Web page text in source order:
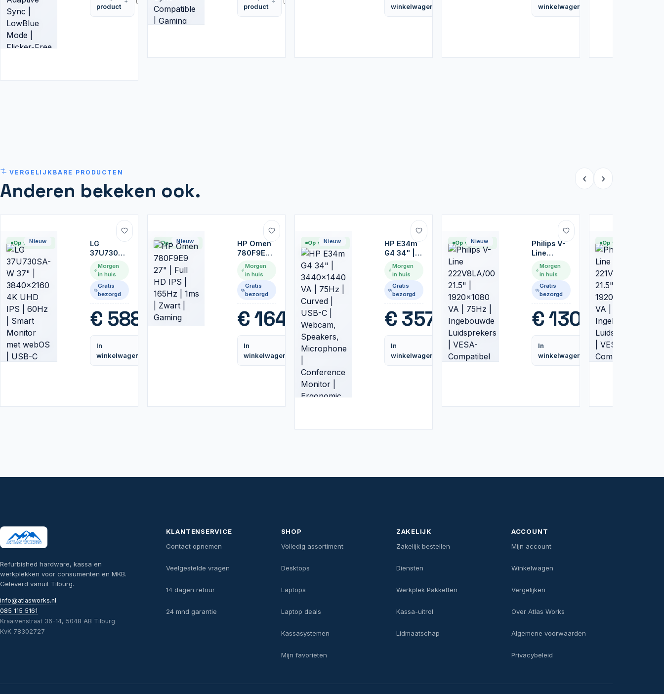
Mode |
Flicker-
product
Monitor
product
winkelwagen
winkelwagen
VERGELIJKBARE PRODUCTEN
Anderen bekeken ook.
‹ ›
Op voorraad
Nieuw
LG
37U730SA-
W 37" |
3840x2160
IPS | 60Hz
| Smart
Monitor
met
webOS |
USB-C
65W | Wit
Morgen
in huis
Gratis
bezorgd
€ 588,99
In
winkelwagen
Op voorraad
Nieuw
HP Omen
780F9E9
27" | Full
HD IPS |
1ms |
Zwart |
Gaming
Monitor
Morgen
in huis
Gratis
bezorgd
€164,99
In
winkelwagen
Vergelijk
Op voorraad
Nieuw
HP E34m
G4 34" |
3440x1440
VA | 75Hz
USB-C |
Webcam,
Speakers,
Microphone
Conference
Monitor |
Ergonomic
Adjustments
Morgen
in huis
Gratis
bezorgd
€ 357,99
In
winkelwagen
Vergelijk
Op voorraad
Nieuw
Philips V-
Line
222V8LA/00
21.5" |
VA | 75Hz
Ingebouwde
Luidsprekers
| VESA-
Compatibel
| Monitor
Morgen
in huis
Gratis
bezorgd
€130,99
In
winkelwagen
Vergelijk
Op voorraad
Refurbished hardware, kassa en
werkplekken voor consumenten en MKB.
Geleverd vanuit Tilburg.
info@atlasworks.nl
085 115 5161
Kraaivenstraat 36-14, 5048 AB Tilburg
KvK 78302727
KLANTENSERVICE
Contact opnemen
Veelgestelde vragen
14 dagen retour
24 mnd garantie
SHOP
Volledig assortiment
Desktops
Laptops
Laptop deals
Kassasystemen
Mijn favorieten
ZAKELIJK
Zakelijk bestellen
Diensten
Werkplek Pakketten
Kassa-uitrol
Lidmaatschap
ACCOUNT
Mijn account
Winkelwagen
Vergelijken
Over Atlas Works
Algemene voorwaarden
Privacybeleid